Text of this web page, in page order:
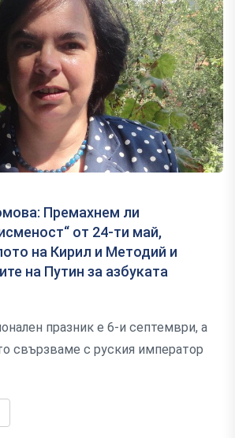
Премахнем ли
от 24-ти май,
на Кирил и Методий и
на Путин за азбуката
празник е 6-и септември, а
свързваме с руския император